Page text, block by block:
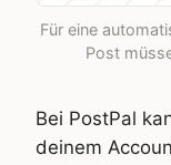
Für eine
Post
Bei PostPal
deinem